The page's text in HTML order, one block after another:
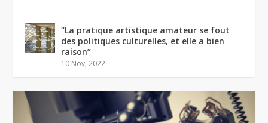
“La pratique artistique amateur se fout
des politiques culturelles, et elle a bien
raison”
10 Nov, 2022